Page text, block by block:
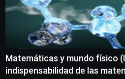
septiembre
al
octubre.
La
iniciativa,
organizada
Matemáticas y mundo físico
indispensabilidad de las